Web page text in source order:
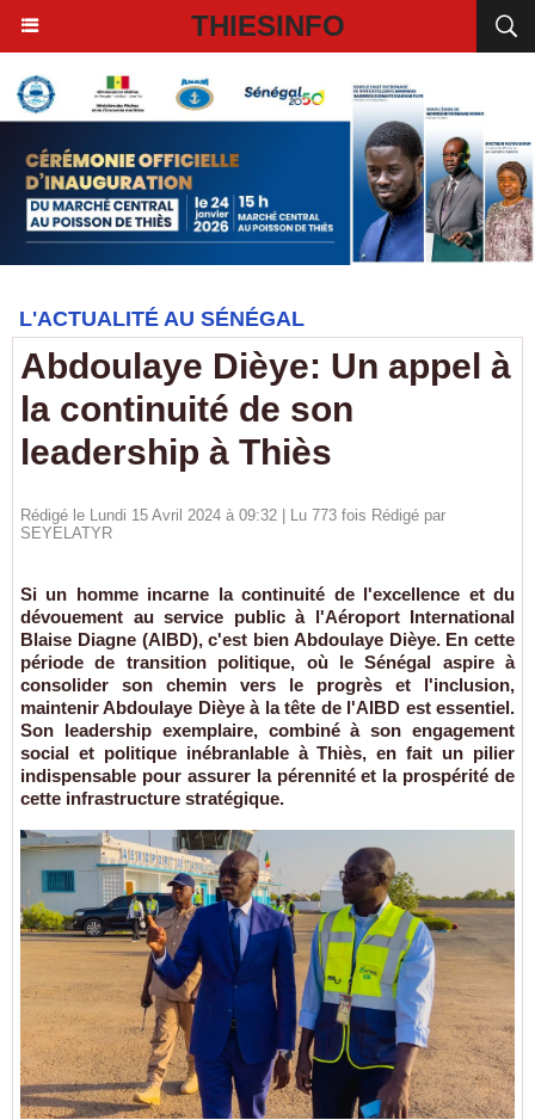
THIESINFO
L'ACTUALITÉ AU SÉNÉGAL
Abdoulaye Dièye: Un appel à
la continuité de son
leadership à Thiès
Rédigé le Lundi 15 Avril 2024 à 09:32 | Lu 773 fois Rédigé par
SEYELATYR
Si un homme incarne la continuité de l'excellence et du
dévouement au service public à l'Aéroport International
Blaise Diagne (AIBD), c'est bien Abdoulaye Dièye. En cette
période de transition politique, où le Sénégal aspire à
consolider son chemin vers le progrès et l'inclusion,
maintenir Abdoulaye Dièye à la tête de l'AIBD est essentiel.
Son leadership exemplaire, combiné à son engagement
social et politique inébranlable à Thiès, en fait un pilier
indispensable pour assurer la pérennité et la prospérité de
cette infrastructure stratégique.